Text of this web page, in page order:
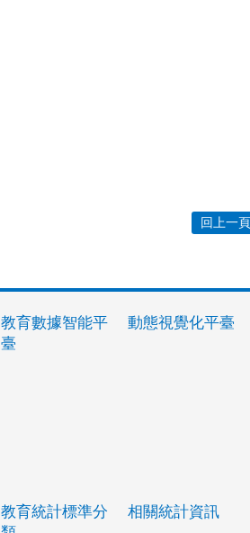
回上一頁
教育數據智能平
臺
動態視覺化平臺
教育統計標準分
相關統計資訊